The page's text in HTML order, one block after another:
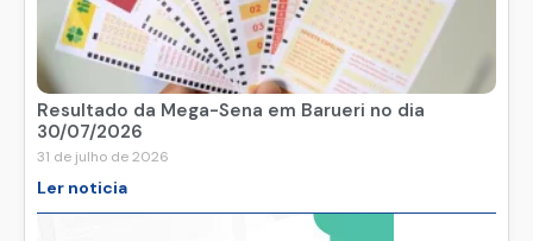
Resultado da Mega-Sena em Barueri no dia
30/07/2026
31 de julho de 2026
Ler noticia